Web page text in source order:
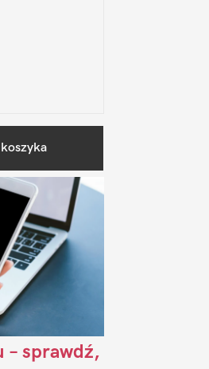
– sprawdź,